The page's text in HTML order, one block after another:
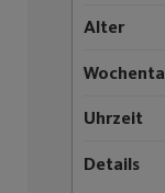
Alter
Uhrzeit
Details